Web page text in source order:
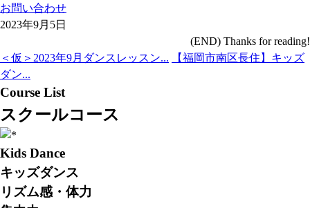
お問い合わせ
2023年9月5日
(END) Thanks for reading!
＜仮＞2023年9月ダンスレッスン...
【福岡市南区長住】キッズ
ダン...
Course List
スクールコース
Kids Dance
キッズダンス
リズム感・体力